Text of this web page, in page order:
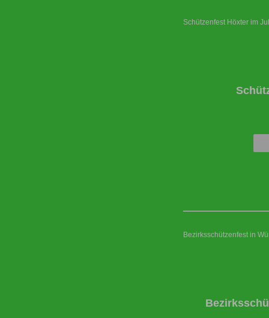
Schützenfest Höxter im
Bezirksschützenfest in